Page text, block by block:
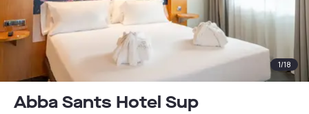
1/18
Abba Sants Hotel Sup